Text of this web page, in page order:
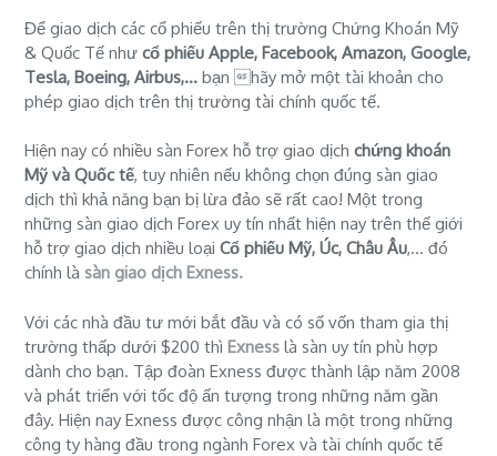
Để giao dịch các cổ phiếu trên thị trường Chứng Khoán Mỹ
& Quốc Tế nhưcổ phiếu Apple, Facebook, Amazon, Google,
Tesla, Boeing, Airbus,... bạn hãy mở một tài khoản cho
phép giao dịch trên thị trường tài chính quốc tế.
Hiện nay có nhiều sàn Forex hỗ trợ giao dịchchứng khoán
Mỹ và Quốc tế, tuy nhiên nếu không chọn đúng sàn giao
dịch thì khả năng bạn bị lừa đảo sẽ rất cao! Một trong
những sàn giao dịch Forex uy tín nhất hiện nay trên thế giới
hỗ trợ giao dịch nhiều loạiCổ phiếu Mỹ, Úc, Châu Âu,... đó
chính là sàn giao dịch Exness.
Với các nhà đầu tư mới bắt đầu và có số vốn tham gia thị
trường thấp dưới $200 thìExness là sàn uy tín phù hợp
dành cho bạn. Tập đoàn Exness được thành lập năm 2008
và phát triển với tốc độ ấn tượng trong những năm gần
đây. Hiện nay Exness được công nhận là một trong những
công ty hàng đầu trong ngành Forex và tài chính quốc tế